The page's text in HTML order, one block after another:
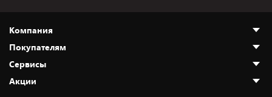
Компания
О нас
Адреса магазинов
Новости
Покупателям
Как сделать заказ
Оплата и доставка
Сервисы
Акции